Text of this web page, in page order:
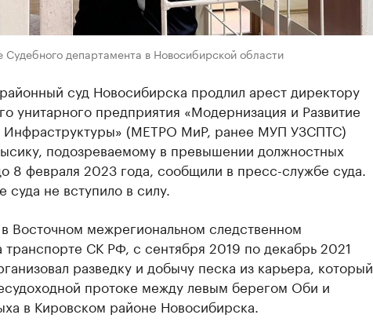
Судебного департамента в Новосибирской области
суд Новосибирска продлил арест директору
унитарного предприятия «Модернизация и Развитие
Инфраструктуры» (МЕТРО МиР, ранее МУП УЗСПТС)
подозреваемому в превышении должностных
8 февраля 2023 года, сообщили в пресс-службе суда.
суда не вступило в силу.
в Восточном межрегиональном следственном
транспорте СК РФ, с сентября 2019 по декабрь 2021
разведку и добычу песка из карьера, который
протоке между левым берегом Оби и
в Кировском районе Новосибирска.